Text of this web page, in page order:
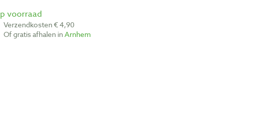
Op voorraad
Verzendkosten € 4,90
Of gratis afhalen inArnhem